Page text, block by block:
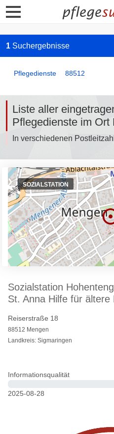
1 Suchergebnisse
Pflegedienste 88512
Liste aller
Pflegedienste im Ort
In verschiedenen
SOZIALSTATION
Sozialstation
St. Anna Hilfe für ältere
Reiserstraße 18
88512 Mengen
Landkreis: Sigmaringen
Informationsqualität
2025-08-28